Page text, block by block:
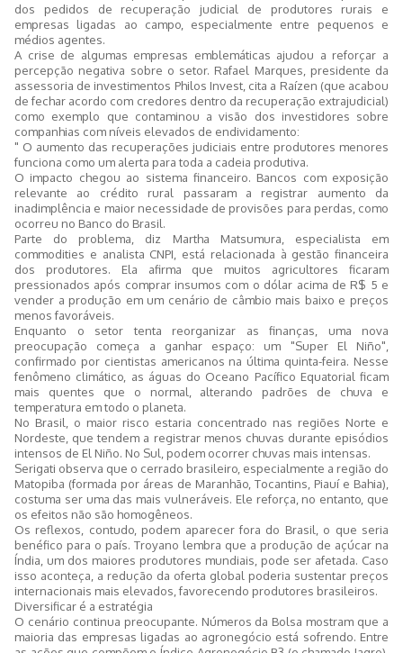
dos pedidos de recuperação judicial de produtores rurais e
empresas ligadas ao campo, especialmente entre pequenos e
médios agentes.
A crise de algumas empresas emblemáticas ajudou a reforçar a
percepção negativa sobre o setor. Rafael Marques, presidente da
assessoria de investimentos Philos Invest, cita a Raízen (que acabou
de fechar acordo com credores dentro da recuperação extrajudicial)
como exemplo que contaminou a visão dos investidores sobre
companhias com níveis elevados de endividamento:
" O aumento das recuperações judiciais entre produtores menores
funciona como um alerta para toda a cadeia produtiva.
O impacto chegou ao sistema financeiro. Bancos com exposição
relevante ao crédito rural passaram a registrar aumento da
inadimplência e maior necessidade de provisões para perdas, como
ocorreu no Banco do Brasil.
Parte do problema, diz Martha Matsumura, especialista em
commodities e analista CNPI, está relacionada à gestão financeira
dos produtores. Ela afirma que muitos agricultores ficaram
pressionados após comprar insumos com o dólar acima de R$ 5 e
vender a produção em um cenário de câmbio mais baixo e preços
menos favoráveis.
Enquanto o setor tenta reorganizar as finanças, uma nova
preocupação começa a ganhar espaço: um "Super El Niño",
confirmado por cientistas americanos na última quinta-feira. Nesse
fenômeno climático, as águas do Oceano Pacífico Equatorial ficam
mais quentes que o normal, alterando padrões de chuva e
temperatura em todo o planeta.
No Brasil, o maior risco estaria concentrado nas regiões Norte e
Nordeste, que tendem a registrar menos chuvas durante episódios
intensos de El Niño. No Sul, podem ocorrer chuvas mais intensas.
Serigati observa que o cerrado brasileiro, especialmente a região do
Matopiba (formada por áreas de Maranhão, Tocantins, Piauí e Bahia),
costuma ser uma das mais vulneráveis. Ele reforça, no entanto, que
os efeitos não são homogêneos.
Os reflexos, contudo, podem aparecer fora do Brasil, o que seria
benéfico para o país. Troyano lembra que a produção de açúcar na
Índia, um dos maiores produtores mundiais, pode ser afetada. Caso
isso aconteça, a redução da oferta global poderia sustentar preços
internacionais mais elevados, favorecendo produtores brasileiros.
Diversificar é a estratégia
O cenário continua preocupante. Números da Bolsa mostram que a
maioria das empresas ligadas ao agronegócio está sofrendo. Entre